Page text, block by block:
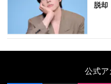
脱却
公式ア